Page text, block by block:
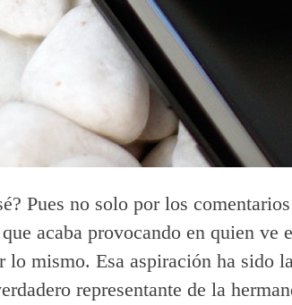
Pues no solo por los
acaba provocando en quien ve
lo mismo. Esa aspiración ha sido
representante de la